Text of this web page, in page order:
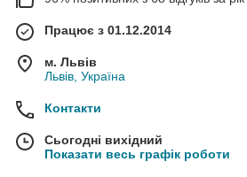
Працює з 01.12.2014
м. Львів
Львів, Україна
Контакти
Сьогодні вихідний
Показати весь графік роботи